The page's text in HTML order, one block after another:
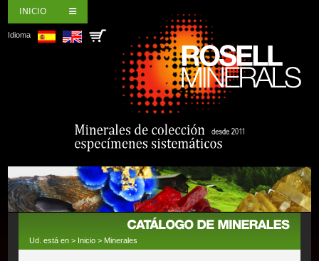
INICIO
Idioma
Ud. está en > Inicio > Minerales